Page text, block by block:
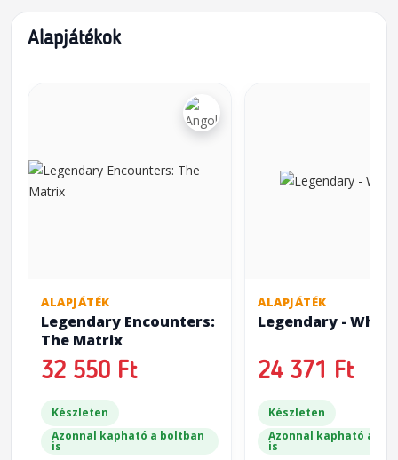
Alapjátékok
ALAPJÁTÉK
Legendary Encounters:
The Matrix
32 550 Ft
Készleten
Azonnal kapható a boltban
is
ALAPJÁTÉK
Legendary - What
24 371 Ft
Készleten
Azonnal kapható a
is